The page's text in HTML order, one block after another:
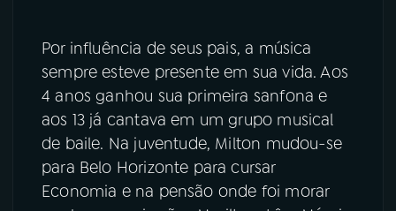
Por influência de seus pais, a música
sempre esteve presente em sua vida. Aos
4 anos ganhou sua primeira sanfona e
aos 13 já cantava em um grupo musical
de baile. Na juventude, Milton mudou-se
para Belo Horizonte para cursar
Economia e na pensão onde foi morar